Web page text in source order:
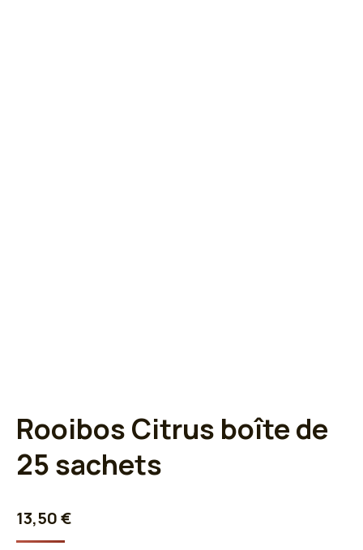
Rooibos Citrus boîte de
25 sachets
13,50€